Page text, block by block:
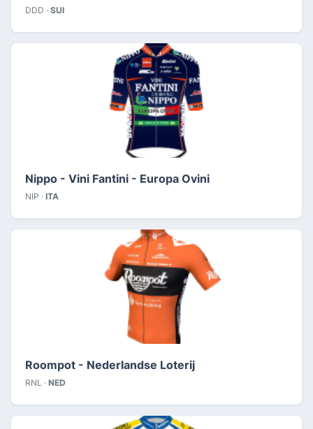
DDD · SUI
Nippo - Vini Fantini - Europa Ovini
NIP · ITA
Roompot - Nederlandse Loterij
RNL · NED